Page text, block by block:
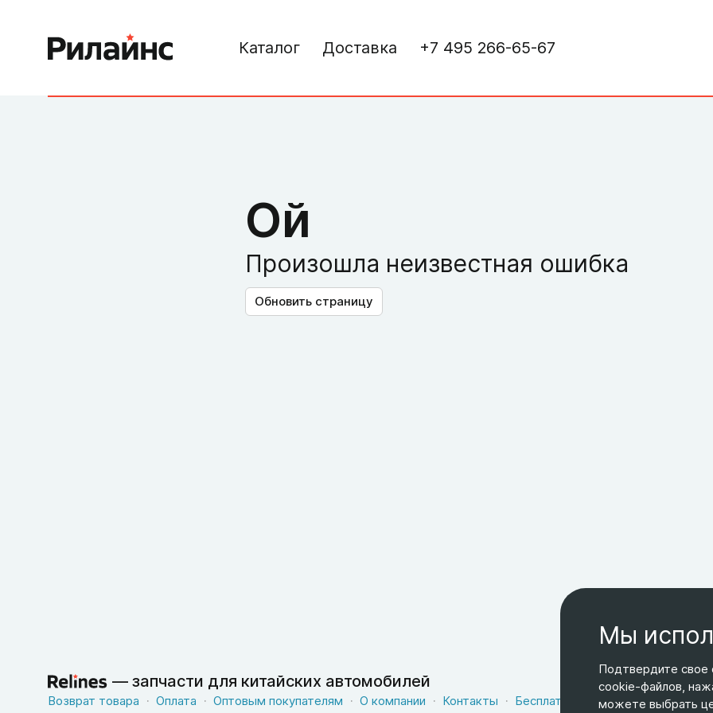
Каталог Доставка +7 495 266-65-67
Ой
Произошла неизвестная ошибка
Обновить страницу
— запчасти для китайских автомобилей
Возврат товара Оплата Оптовым покупателям О компании Контакты Бесплатная доставка
Оферта
Мы
Подтвердите свое
cookie-файлов,
можете выбрать